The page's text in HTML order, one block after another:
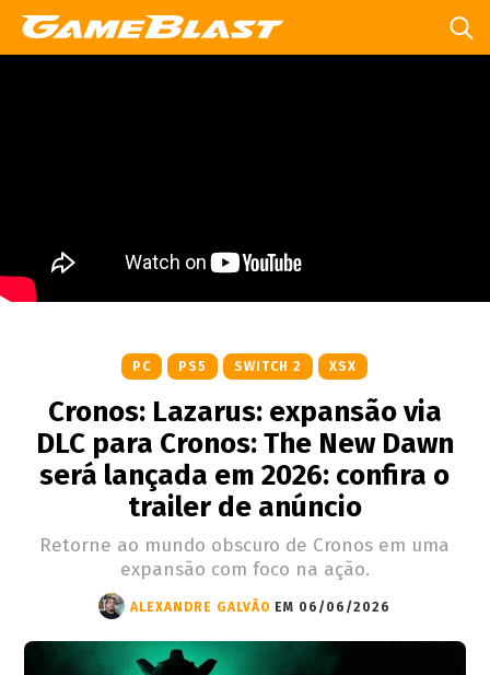
PC PS5 SWITCH 2 XSX
Cronos: Lazarus: expansão via
DLC para Cronos: The New Dawn
será lançada em 2026: confira o
trailer de anúncio
Retorne ao mundo obscuro de Cronos em uma
expansão com foco na ação.
ALEXANDRE GALVÃO EM 06/06/2026